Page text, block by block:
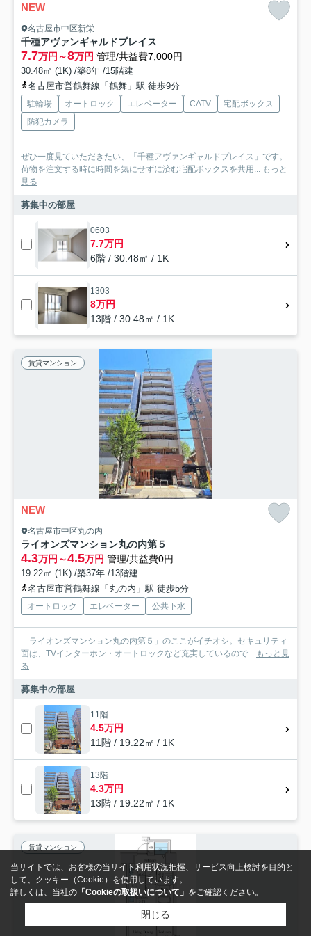
NEW
名古屋市中区新栄
千種アヴァンギャルドプレイス
7.7万円～8万円 管理/共益費7,000円
30.48㎡ (1K) /築8年 /15階建
名古屋市営鶴舞線「鶴舞」駅 徒歩9分
駐輪場 オートロック エレベーター CATV
宅配ボックス
防犯カメラ
ぜひ一度見ていただきたい、「千種アヴァンギャルドプレイス」です。
荷物を注文する時に時間を気にせずに済む宅配ボックスを共用...
もっと
見る
募集中の部屋
0603
7.7万円
6階 / 30.48㎡ / 1K
1303
8万円
13階 / 30.48㎡ / 1K
賃貸マンション
NEW
名古屋市中区丸の内
ライオンズマンション丸の内第５
4.3万円～4.5万円 管理/共益費0円
19.22㎡ (1K) /築37年 /13階建
名古屋市営鶴舞線「丸の内」駅 徒歩5分
オートロック エレベーター 公共下水
「ライオンズマンション丸の内第５」のここがイチオシ。セキュリティ
面は、TVインターホン・オートロックなど充実しているので...
もっと見
る
募集中の部屋
11階
4.5万円
11階 / 19.22㎡ / 1K
13階
4.3万円
13階 / 19.22㎡ / 1K
賃貸マンション
当サイトでは、お客様の当サイト利用状況把握、サービス向上検討を目的と
して、クッキー（Cookie）を使用しています。
詳しくは、当社の 「Cookieの取扱いについて」 をご確認ください。
閉じる